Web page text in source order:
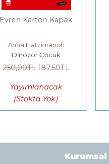
Evren Karton Kapak
Anna Hatzimanoli
Dinozor Çocuk
250,00TL 187,50TL
Yayımlanacak
(Stokta Yok)
Kurumsal